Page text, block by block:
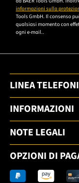
informazioni sulla
Tools GmbH. Il consenso
qualsiasi momento con
ogni e-mail..
LINEA
INFORMAZIONI
NOTE LEGALI
OPZIONI DI